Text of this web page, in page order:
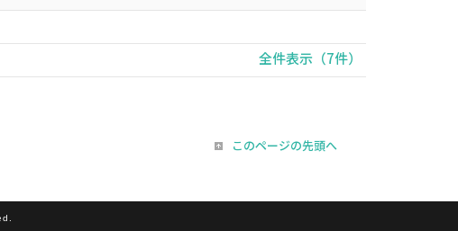
全件表示（7件）
このページの先頭へ